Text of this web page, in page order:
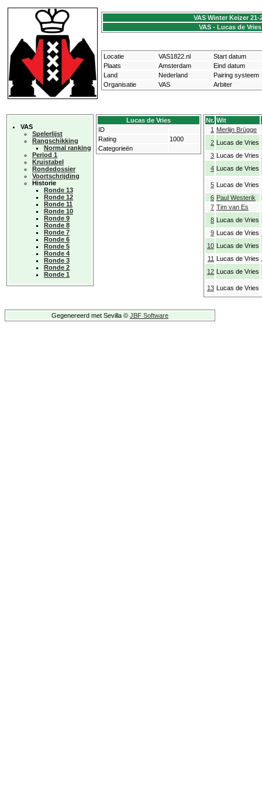
VAS Winter Keizer 21-
VAS - Lucas de Vries
Locatie VAS1822.nl
Start datum
Plaats
Amsterdam
Eind datum
Land
Nederland
Pairing systeem
Organisatie
VAS Arbiter
VAS
Spelerlijst
Rangschikking
Normal ranking
Period 1
Kruistabel
Rondedossier
Voortschrijding
Historie
Ronde 13
Ronde 12
Ronde 11
Ronde 10
Ronde 9
Ronde 8
Ronde 7
Ronde 6
Ronde 5
Ronde 4
Ronde 3
Ronde 2
Ronde 1
Lucas de Vries
ID
Rating
1000
Categorieën
Nr. Wit
1 Merlijn Brügge
2 Lucas de Vries
3 Lucas de Vries
4 Lucas de Vries
5 Lucas de Vries
6 Paul Westerik
7 Tim van Es
8 Lucas de Vries
9 Lucas de Vries
10 Lucas de Vries
11 Lucas de Vries
12 Lucas de Vries
13 Lucas de Vries
Gegenereerd met Sevilla © JBF Software